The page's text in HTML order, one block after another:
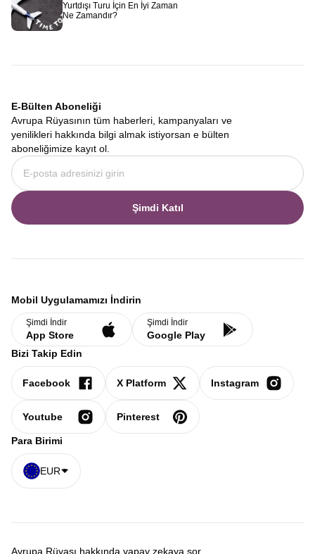
Yurtdışı Turu İçin En İyi Zaman
Ne Zamandır?
E-Bülten Aboneliği
Avrupa Rüyasının tüm haberleri, kampanyaları ve
yenilikleri hakkında bilgi almak istiyorsan e bülten
aboneliğimize kayıt ol.
Şimdi Katıl
Mobil Uygulamamızı İndirin
Şimdi İndir
App Store
Şimdi İndir
Google Play
Bizi Takip Edin
Facebook X Platform Instagram
Youtube Pinterest
Para Birimi
EUR
Avrupa Rüyası hakkında yapay zekaya sor